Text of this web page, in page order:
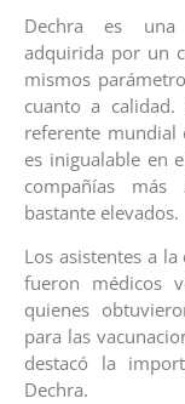
Dechra es una
adquirida por un
mismos
cuanto a
referente mundial
es inigualable en
compañías más
bastante elevados.
Los asistentes a
fueron médicos
quienes
para las
destacó la
Dechra.